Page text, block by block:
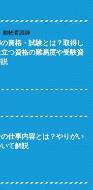
動物看護師
資格・試験とは？取得し
つ資格の難易度や受験資
仕事内容とは？やりがい
て解説